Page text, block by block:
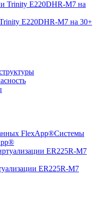
E220DHR-M7 на 30+
Системы
ER225R-M7